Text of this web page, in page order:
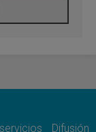
con la
Difusión